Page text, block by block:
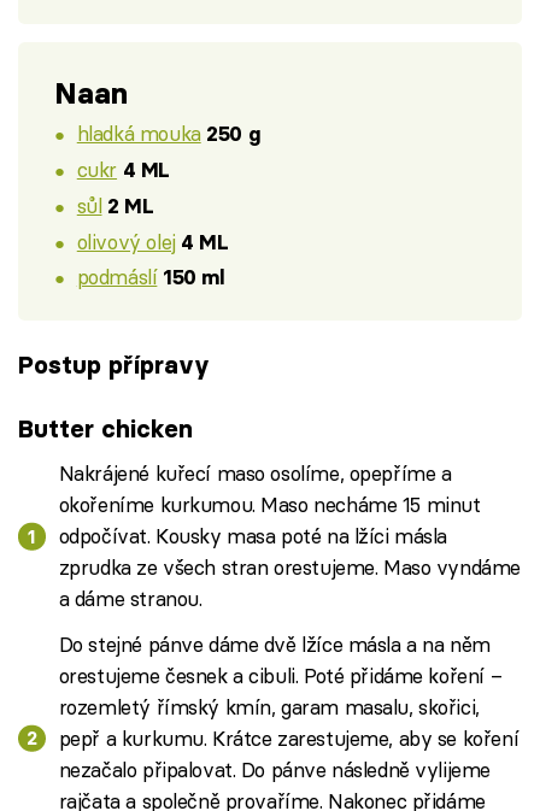
Naan
hladká mouka 250 g
cukr 4 ML
sůl 2 ML
olivový olej 4 ML
podmáslí 150 ml
Postup přípravy
Butter chicken
Nakrájené kuřecí maso osolíme, opepříme a
okořeníme kurkumou. Maso necháme 15 minut
odpočívat. Kousky masa poté na lžíci másla
zprudka ze všech stran orestujeme. Maso vyndáme
a dáme stranou.
Do stejné pánve dáme dvě lžíce másla a na něm
orestujeme česnek a cibuli. Poté přidáme koření –
rozemletý římský kmín, garam masalu, skořici,
pepř a kurkumu. Krátce zarestujeme, aby se koření
nezačalo připalovat. Do pánve následně vylijeme
rajčata a společně provaříme. Nakonec přidáme